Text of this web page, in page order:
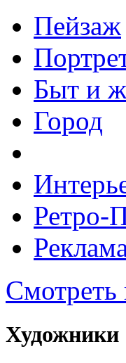
Пейзаж
Быт и
Город
Ретро-
Смотреть
Художники